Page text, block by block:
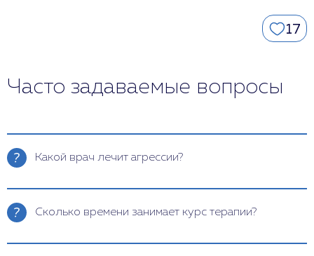
17
Часто задаваемые вопросы
Какой врач лечит агрессии?
Диагностированием и лечением агрессий,
Если в ходе диагностирования выясняется, что
привлекается узконаправленный врач. Когда
Сколько времени занимает курс терапии?
Сроки носят индивидуальный характер. Для